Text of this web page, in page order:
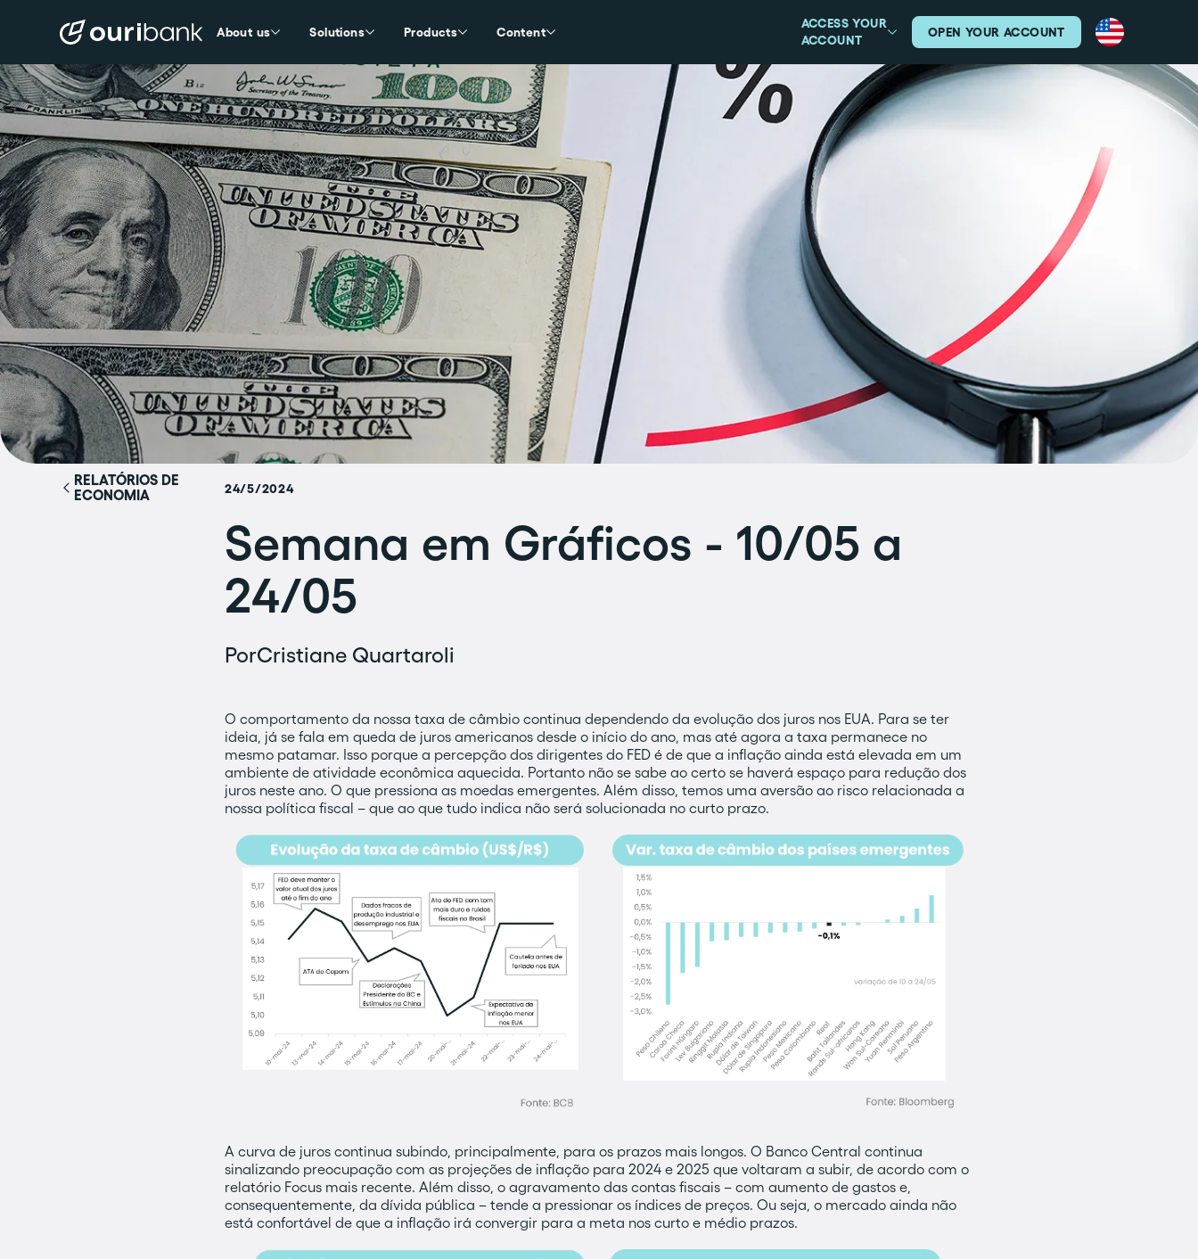
About us Solutions Products Content
ACCESS YOUR
ACCOUNT
OPEN YOUR ACCOUNT
RELATÓRIOS DE
ECONOMIA
24/5/2024
Semana em Gráficos - 10/05 a
24/05
PorCristiane Quartaroli
O comportamento da nossa taxa de câmbio continua dependendo da evolução dos juros nos EUA. Para se ter
ideia, já se fala em queda de juros americanos desde o início do ano, mas até agora a taxa permanece no
mesmo patamar. Isso porque a percepção dos dirigentes do FED é de que a inflação ainda está elevada em um
ambiente de atividade econômica aquecida. Portanto não se sabe ao certo se haverá espaço para redução dos
juros neste ano. O que pressiona as moedas emergentes. Além disso, temos uma aversão ao risco relacionada a
nossa política fiscal – que ao que tudo indica não será solucionada no curto prazo.
A curva de juros continua subindo, principalmente, para os prazos mais longos. O Banco Central continua
sinalizando preocupação com as projeções de inflação para 2024 e 2025 que voltaram a subir, de acordo com o
relatório Focus mais recente. Além disso, o agravamento das contas fiscais – com aumento de gastos e,
consequentemente, da dívida pública – tende a pressionar os índices de preços. Ou seja, o mercado ainda não
está confortável de que a inflação irá convergir para a meta nos curto e médio prazos.